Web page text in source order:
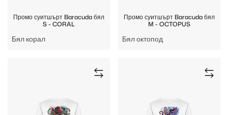
Промо суитшърт Baracuda бял
S - CORAL
Бял корал
Промо суитшърт Baracuda бял
M - OCTOPUS
Бял октопод